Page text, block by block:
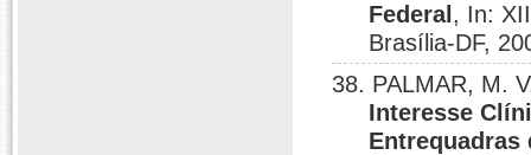
Federal , In:
Brasília-DF,
38. PALMAR, M.
Interesse
Entrequadras